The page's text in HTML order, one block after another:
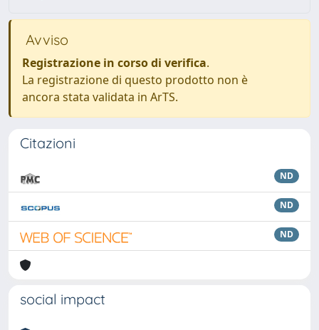
Avviso
Registrazione in corso di verifica.
La registrazione di questo prodotto non è
ancora stata validata in ArTS.
Citazioni
ND
ND
ND
social impact